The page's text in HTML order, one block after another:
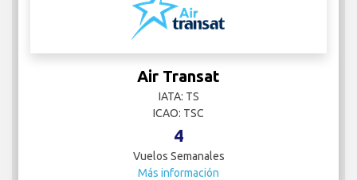
Air Transat
IATA: TS
ICAO: TSC
4
Vuelos Semanales
Más información